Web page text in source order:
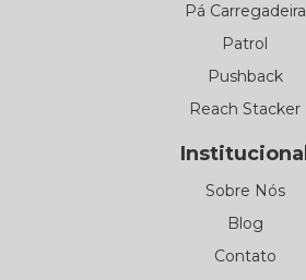
Pá Carregadeira
Patrol
Pushback
Reach Stacker
Institucional
Sobre Nós
Blog
Contato